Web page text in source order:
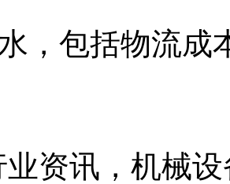
，包括物流成
业资讯 ， 机械设